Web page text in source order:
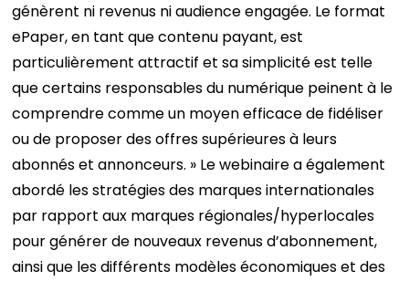
génèrent ni revenus ni audience engagée. Le format
ePaper, en tant que contenu payant, est
particulièrement attractif et sa simplicité est telle
que certains responsables du numérique peinent à le
comprendre comme un moyen efficace de fidéliser
ou de proposer des offres supérieures à leurs
abonnés et annonceurs. » Le webinaire a également
abordé les stratégies des marques internationales
par rapport aux marques régionales/hyperlocales
pour générer de nouveaux revenus d’abonnement,
ainsi que les différents modèles économiques et des